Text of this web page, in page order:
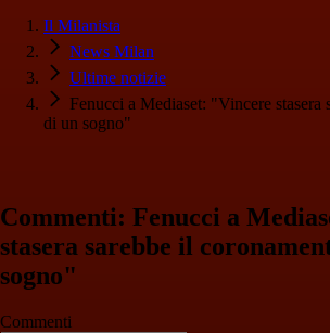
Il Milanista
News Milan
Ultime notizie
Fenucci a Mediaset: "Vincere stasera
di un sogno"
Commenti: Fenucci a
stasera sarebbe il
sogno"
Commenti